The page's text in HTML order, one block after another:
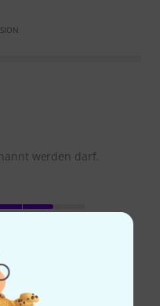
werden darf.
i flera år när jag blev
Eftersom
svårt för mig att